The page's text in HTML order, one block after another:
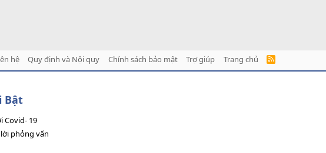
hệ Quy định và Nội quy Chính sách bảo mật Trợ giúp Trang chủ
R
S
Bật
Covid- 19
phỏng vấn